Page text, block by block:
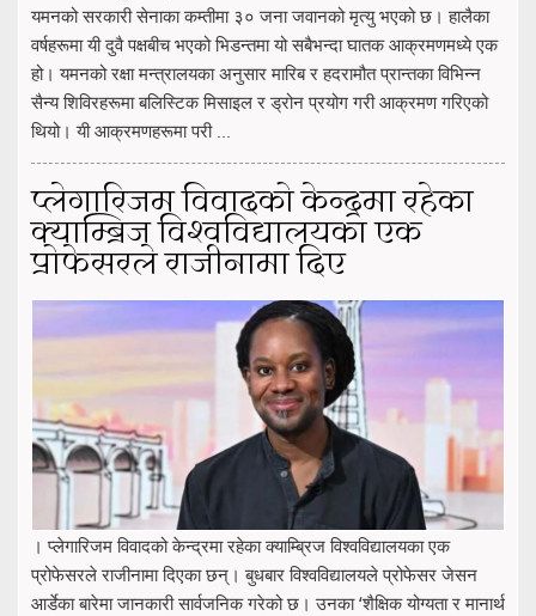
यमनको सरकारी सेनाका कम्तीमा ३० जना जवानको मृत्यु भएको छ। हालैका
वर्षहरूमा यी दुवै पक्षबीच भएको भिडन्तमा यो सबैभन्दा घातक आक्रमणमध्ये एक
हो। यमनको रक्षा मन्त्रालयका अनुसार मारिब र हदरामौत प्रान्तका विभिन्न
सैन्य शिविरहरूमा बलिस्टिक मिसाइल र ड्रोन प्रयोग गरी आक्रमण गरिएको
थियो। यी आक्रमणहरूमा परी ...
प्लेगारिजम विवादको केन्द्रमा रहेका
क्याम्ब्रिज विश्वविद्यालयका एक
प्रोफेसरले राजीनामा दिए
। प्लेगारिजम विवादको केन्द्रमा रहेका क्याम्ब्रिज विश्वविद्यालयका एक
प्रोफेसरले राजीनामा दिएका छन्। बुधबार विश्वविद्यालयले प्रोफेसर जेसन
आर्डेका बारेमा जानकारी सार्वजनिक गरेको छ। उनका ‘शैक्षिक योग्यता र मानार्थ